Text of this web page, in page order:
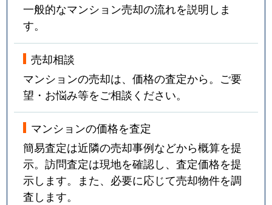
一般的なマンション売却の流れを説明しま
す。
売却相談
マンションの売却は、価格の査定から。ご要
望・お悩み等をご相談ください。
マンションの価格を査定
簡易査定は近隣の売却事例などから概算を提
示。訪問査定は現地を確認し、査定価格を提
示します。また、必要に応じて売却物件を調
査します。